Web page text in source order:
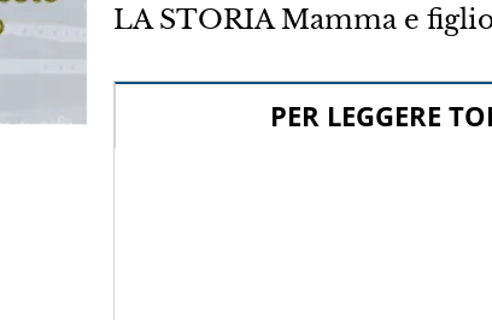
LA STORIA Mamma e
PER LEGGERE